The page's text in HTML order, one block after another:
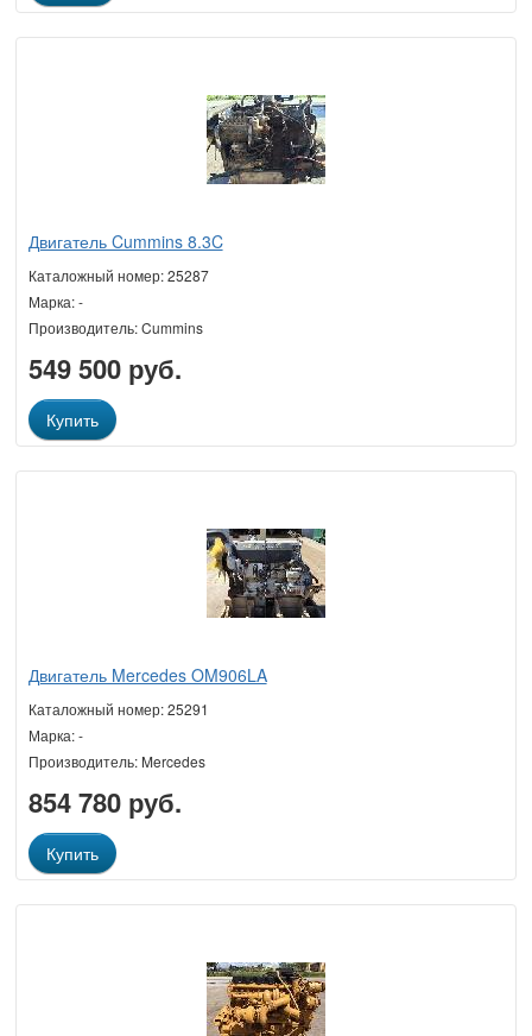
Двигатель Cummins 8.3C
Каталожный номер: 25287
Марка: -
Производитель: Cummins
549 500 руб.
Купить
Двигатель Mercedes OM906LA
Каталожный номер: 25291
Марка: -
Производитель: Mercedes
854 780 руб.
Купить